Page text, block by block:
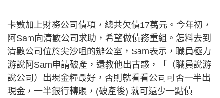
卡數加上財務公司債項，總共欠債17萬元。今年初，
阿Sam向清數公司求助，希望做債務重組。怎料去到
清數公司位於尖沙咀的辦公室，Sam表示，職員極力
游說阿Sam申請破產，還教他出古惑，「（職員說游
說公司）出現金糧最好，否則就看看公司可否一半出
現金，一半銀行轉賬，(破產後) 就可還少一點債